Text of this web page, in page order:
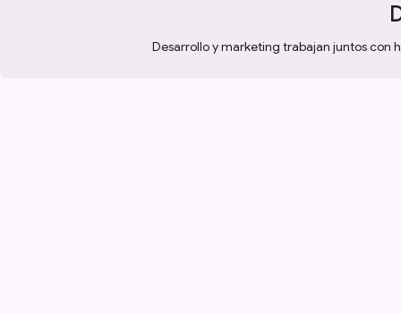
Desarrollo y marketing trabajan juntos con